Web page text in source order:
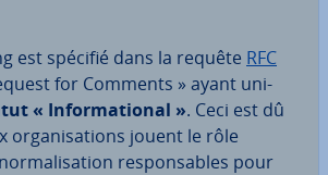
est spécifié dans la requête RFC
for Comments » ayant uni­
« In­for­ma­tio­nal ». Ceci est dû
or­ga­ni­sa­tions jouent le rôle
res­pon­sables pour